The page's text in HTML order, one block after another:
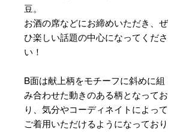
豆。
お酒の席などにお締めいただき、ぜ
ひ楽しい話題の中心になってくださ
い！
B面は献上柄をモチーフに斜めに組
み合わせた動きのある柄となってお
り、気分やコーディネイトによって
ご着用いただけるようになっており